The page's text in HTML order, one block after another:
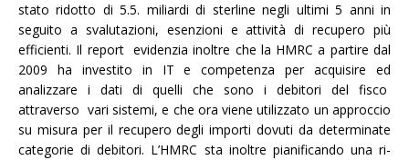
stato ridotto di 5.5. miliardi di sterline negli ultimi 5 anni in
seguito a svalutazioni, esenzioni e attività di recupero più
efficienti. Il report evidenzia inoltre che la HMRC a partire dal
2009 ha investito in IT e competenza per acquisire ed
analizzare i dati di quelli che sono i debitori del fisco
attraverso vari sistemi, e che ora viene utilizzato un approccio
su misura per il recupero degli importi dovuti da determinate
categorie di debitori. L’HMRC sta inoltre pianificando una ri-